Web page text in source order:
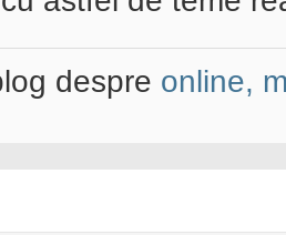
despre online,